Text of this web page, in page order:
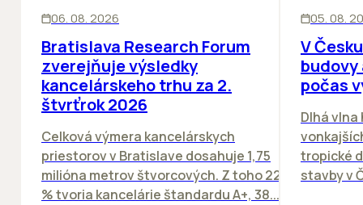
06. 08. 2026
Bratislava Research Forum
zverejňuje výsledky
kancelárskeho trhu za 2.
štvrťrok 2026
Celková výmera kancelárskych
priestorov v Bratislave dosahuje 1,75
milióna metrov štvorcových. Z toho 22
% tvoria kancelárie štandardu A+, 38...
05. 08.
V
počas
Dlhá
tropické
stavby v